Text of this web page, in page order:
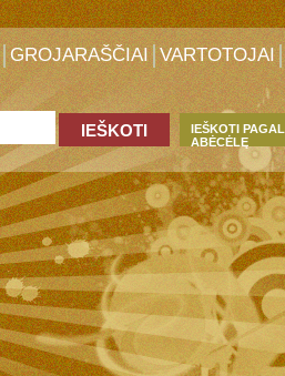
GROJARAŠČIAI VARTOTOJAI
IEŠKOTI PAGAL
ABĖCĖLĘ